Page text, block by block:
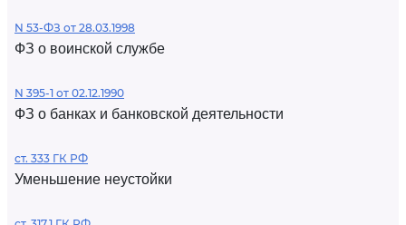
N 53-ФЗ от 28.03.1998
ФЗ о воинской службе
N 395-1 от 02.12.1990
ФЗ о банках и банковской деятельности
ст. 333 ГК РФ
Уменьшение неустойки